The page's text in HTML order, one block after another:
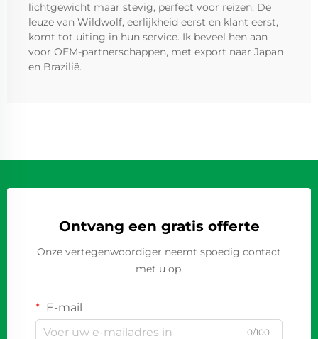
lichtgewicht maar stevig, perfect voor reizen. De
leuze van Wildwolf, eerlijkheid eerst en klant eerst,
komt tot uiting in hun service. Ik beveel hen aan
voor OEM-partnerschappen, met export naar Japan
en Brazilië.
Ontvang een gratis offerte
Onze vertegenwoordiger neemt spoedig contact
met u op.
E-mail
0/100